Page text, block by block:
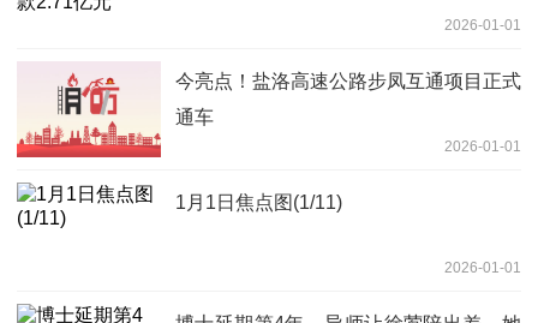
2026-01-01
今亮点！盐洛高速公路步凤互通项目正式
通车
2026-01-01
1月1日焦点图(1/11)
2026-01-01